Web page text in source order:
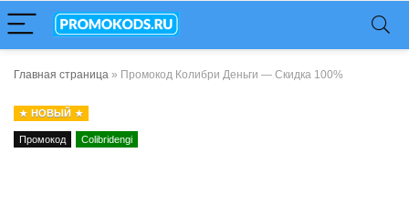
Главная страница » Промокод Колибри Деньги — Скидка 100%
НОВЫЙ
Промокод Colibridengi